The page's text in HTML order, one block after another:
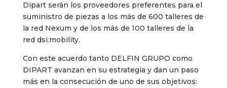
Dipart serán los proveedores preferentes para el
suministro de piezas a los más de 600 talleres de
la red Nexum y de los más de 100 talleres de la
red dsi.mobility.
Con este acuerdo tanto DELFIN GRUPO como
DIPART avanzan en su estrategia y dan un paso
más en la consecución de uno de sus objetivos: